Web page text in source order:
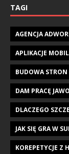
TAGI
AGENCJA
APLIKACJE
BUDOWA
DAM PRACĘ
DLACZEGO
JAK SIĘ GRA W
KOREPETYCJE Z